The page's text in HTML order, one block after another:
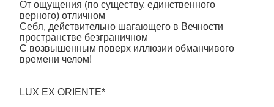
От ощущения (по существу, единственного
верного) отличном
Себя, действительно шагающего в Вечности
пространстве безграничном
С возвышенным поверх иллюзии обманчивого
времени челом!
LUX EX ORIENTE*